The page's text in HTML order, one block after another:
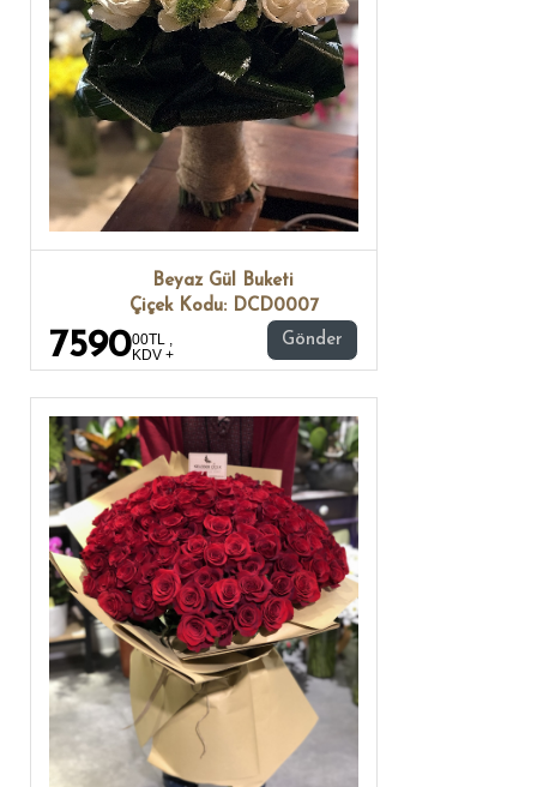
Beyaz Gül Buketi
Çiçek Kodu: DCD0007
759000TL ,
KDV +
Gönder